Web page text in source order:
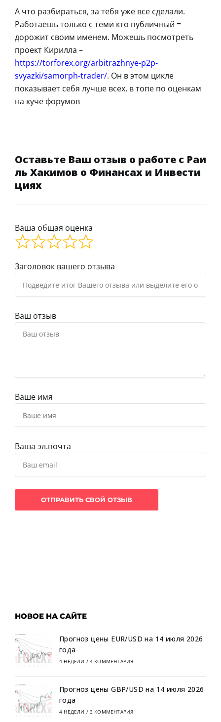
А что разбираться, за тебя уже все сделали.
Работаешь только с теми кто публичный =
дорожит своим именем. Можешь посмотреть
проект Кирилла –
https://torforex.org/arbitrazhnye-p2p-
svyazki/samorph-trader/. Он в этом цикле
показывает себя лучше всех, в топе по оценкам
на куче форумов
Оставьте Ваш отзыв о работе с Раи
ль Хакимов о Финансах и Инвести
циях
Ваша общая оценка
Заголовок вашего отзыва
Ваш отзыв
Ваше имя
Ваша эл.почта
НОВОЕ НА САЙТЕ
Прогноз цены EUR/USD на 14 июля 2026
года
4 НЕДЕЛИ / 4 КОММЕНТАРИЯ
Прогноз цены GBP/USD на 14 июля 2026
года
4 НЕДЕЛИ / 3 КОММЕНТАРИЯ